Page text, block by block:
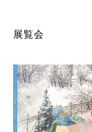
展覧会